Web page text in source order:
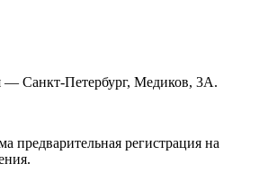
— Санкт-Петербург, Медиков, 3А.
предварительная регистрация на